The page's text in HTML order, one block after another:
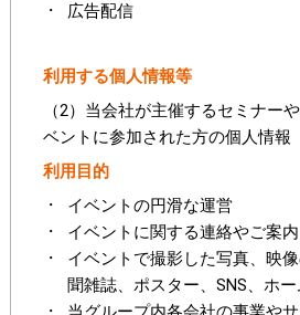
広告配信
利用する個人情報等
（2）当会社が主催するセミナー
ベントに参加された方の個人情報
利用目的
イベントの円滑な運営
イベントに関する連絡やご案内
イベントで撮影した写真、映
聞雑誌、ポスター、SNS、ホー